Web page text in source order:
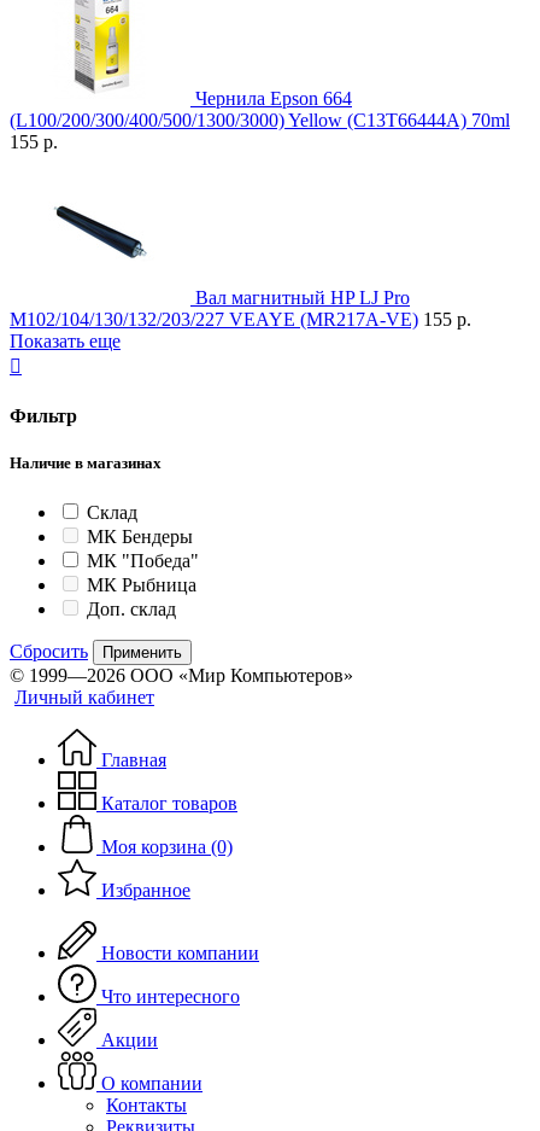
Чернила Epson 664
(L100/200/300/400/500/1300/3000) Yellow (C13T66444A) 70ml
155 р.
Вал магнитный HP LJ Pro
M102/104/130/132/203/227 VEAYE (MR217A-VE) 155 р.
Показать еще

Фильтр
Наличие в магазинах
Склад
МК Бендеры
МК "Победа"
МК Рыбница
Доп. склад
Сбросить Применить
© 1999—2026 ООО «Мир Компьютеров»
Личный кабинет
Главная
Каталог товаров
Моя корзина (0)
Избранное
Новости компании
Что интересного
Акции
О компании
Контакты
Реквизиты